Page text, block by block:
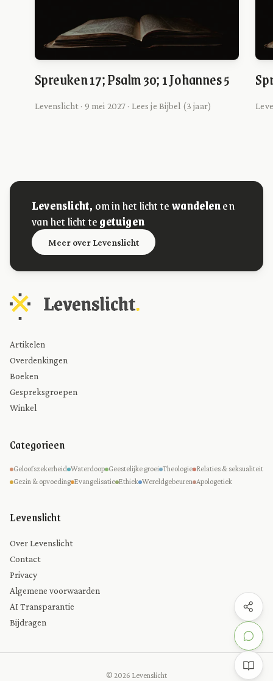
Spreuken 17; Psalm 30; 1 Johannes 5
Levenslicht · 9 mei 2027 · Lees je Bijbel (3 jaar)
Levenslicht, om in het licht tewandelenen
van het licht tegetuigen
Meer over Levenslicht
Artikelen
Overdenkingen
Boeken
Gespreksgroepen
Winkel
Categorieen
Geloofszekerheid Waterdoop Geestelijke groei Theologie Relaties & seksualiteit
Gezin & opvoeding Evangelisatie Ethiek Wereldgebeuren Apologetiek
Levenslicht
Over Levenslicht
Contact
Privacy
Algemene voorwaarden
AI Transparantie
Bijdragen
© 2026 Levenslicht